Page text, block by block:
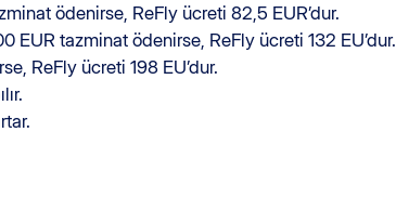
ödenirse, ReFly ücreti 82,5 EUR’dur.
tazminat ödenirse, ReFly ücreti 132 EU’dur.
ReFly ücreti 198 EU’dur.